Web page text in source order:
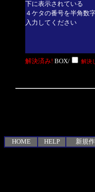
下に表示されている
４ケタの番号を半角数
入力してください
解決済み! BOX/ 解決
HOME HELP 新規